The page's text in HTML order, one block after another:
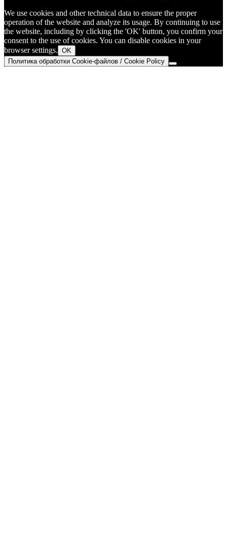
We use cookies and other technical data to ensure the proper
operation of the website and analyze its usage. By continuing to use
the website, including by clicking the 'OK' button, you confirm your
consent to the use of cookies. You can disable cookies in your
browser settings. OK
Политика обработки Cookie-файлов / Cookie Policy